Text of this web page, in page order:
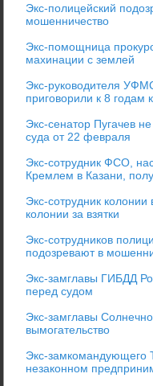
Экс-полицейский
мошенничество
Экс-помощница
махинации с землей
Экс-руководителя
приговорили к 8 годам
Экс-сенатор Пугачев
суда от 22 февраля
Экс-сотрудник ФСО,
Кремлем в Казани,
Экс-сотрудник колонии
колонии за взятки
Экс-сотрудников
подозревают в
Экс-замглавы ГИБДД
перед судом
Экс-замглавы
вымогательство
Экс-
незаконном